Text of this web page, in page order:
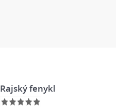
Rajský fenykl